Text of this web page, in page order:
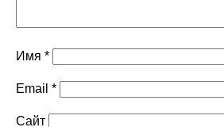
Имя *
Email *
Сайт